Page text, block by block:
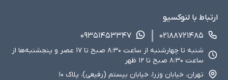
ارتباط با لنوکسیو
۰۲۱۸۸۷۲۱۴۸۵
۰۹۳۵۱۴۵۳۳۴۷
شنبه تا چهارشنبه از ساعت ۸:۳۰ صبح تا ۱۷ عصر و پنجشنبه‌ها از
ساعت ۸:۳۰ صبح تا ۱۲ ظهر
تهران، خیابان وزرا، خیابان بیستم (رفیعی)، پلاک ۱۰